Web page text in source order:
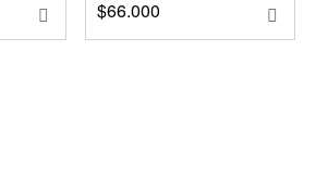
$66.000